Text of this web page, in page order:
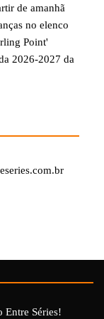
de amanhã
no elenco
Point'
2026-2027 da
Entre Séries!